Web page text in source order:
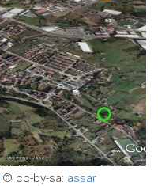
© cc-by-sa: assar